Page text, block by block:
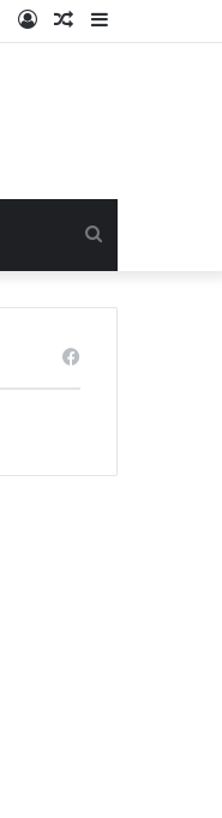
Sidebar
Random
Log
for